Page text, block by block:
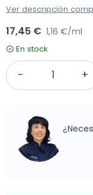
Ver descripción
17,45 € 1,16 €/ml
En stock